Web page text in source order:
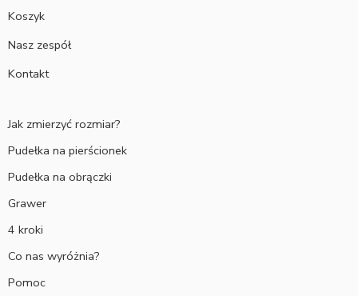
Koszyk
Nasz zespół
Kontakt
Jak zmierzyć rozmiar?
Pudełka na pierścionek
Pudełka na obrączki
Grawer
4 kroki
Co nas wyróżnia?
Pomoc